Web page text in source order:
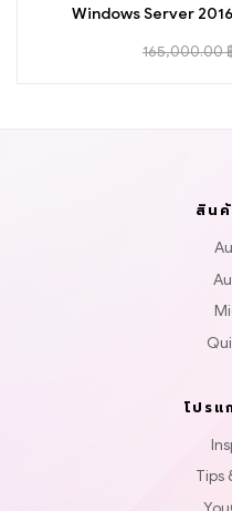
Windows Server
165,000.00
สินค้
โปรแ
Tips